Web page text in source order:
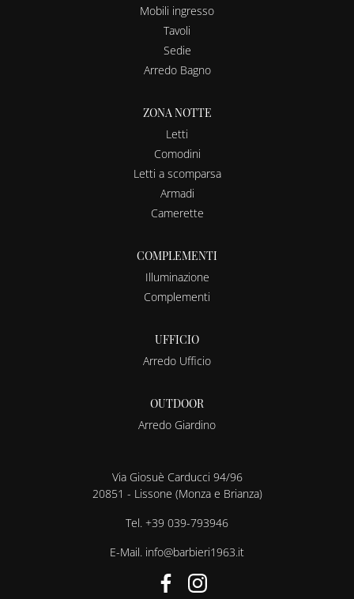
Mobili ingresso
Tavoli
Sedie
Arredo Bagno
ZONA NOTTE
Letti
Comodini
Letti a scomparsa
Armadi
Camerette
COMPLEMENTI
Illuminazione
Complementi
UFFICIO
Arredo Ufficio
OUTDOOR
Arredo Giardino
Via Giosuè Carducci 94/96
20851 - Lissone (Monza e Brianza)
Tel. +39 039-793946
E-Mail. info@barbieri1963.it